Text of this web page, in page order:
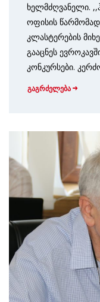
ხელმძღვანელი.
ოფისის
კლასტერების
გააცნეს
კონკურსები.
გაგრძელება